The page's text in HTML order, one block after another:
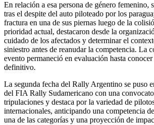
En relación a esa persona de género femenino,
tras el despite del auto piloteado por los
fractura en una de sus piernas luego de la
prioridad actual, destacaron desde la
cuidado de los afectados y determinar el
siniestro antes de reanudar la competencia. La
evento permaneció en evaluación hasta
definitivo.
La segunda fecha del Rally Argentino se puso
del FIA Rally Sudamericano con una
tripulaciones y destaca por la variedad de
internacionales, anticipando una competencia
una de las categorías y una proyección de